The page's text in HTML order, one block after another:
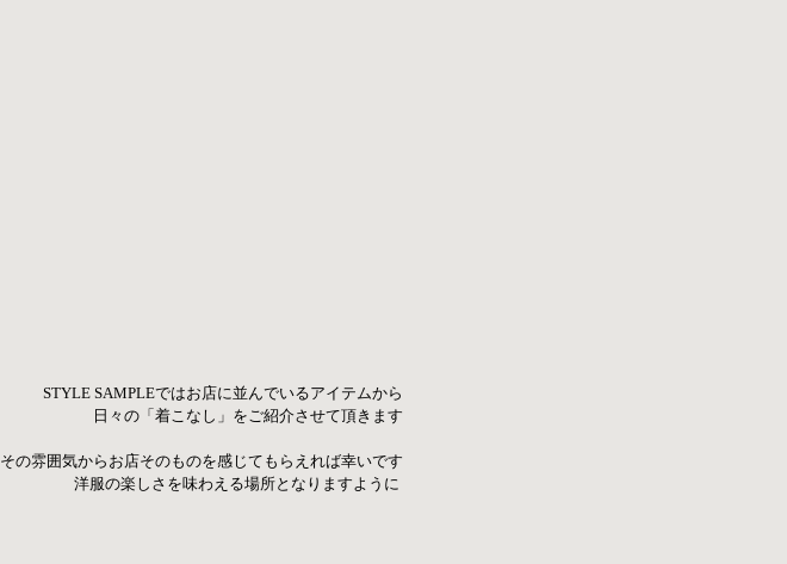
STYLE SAMPLEではお店に並んでいるアイテムから
日々の「着こなし」をご紹介させて頂きます
その雰囲気からお店そのものを感じてもらえれば幸いです
洋服の楽しさを味わえる場所となりますように